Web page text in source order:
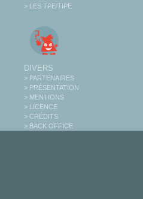
> LES TPE/TIPE
DIVERS
> PARTENAIRES
> PRÉSENTATION
> MENTIONS
> LICENCE
> CRÉDITS
> BACK OFFICE